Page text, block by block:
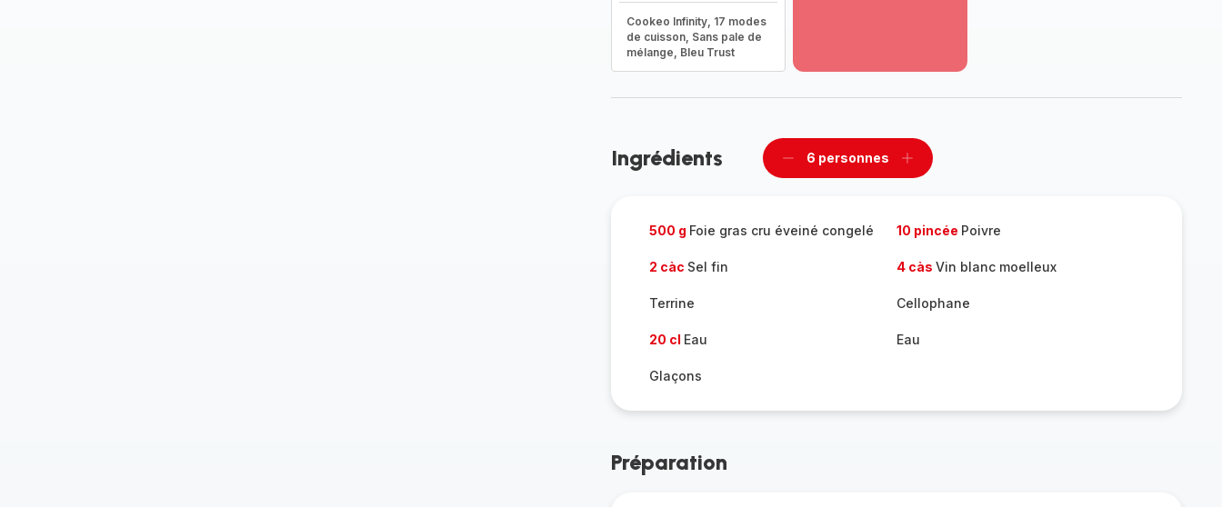
Cookeo Infinity, 17 modes
de cuisson, Sans pale de
mélange, Bleu Trust
gamme
Ingrédients
Supprimer
6 personnes
Ajouter
500 g Foie gras cru éveiné congelé 10 pincée Poivre
2 càc Sel fin 4 càs Vin blanc moelleux
Terrine Cellophane
20 cl Eau Eau
Glaçons
Préparation